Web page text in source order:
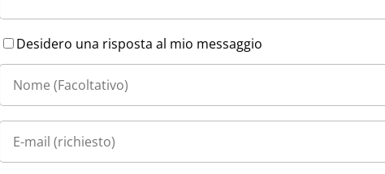
Desidero una risposta al mio messaggio